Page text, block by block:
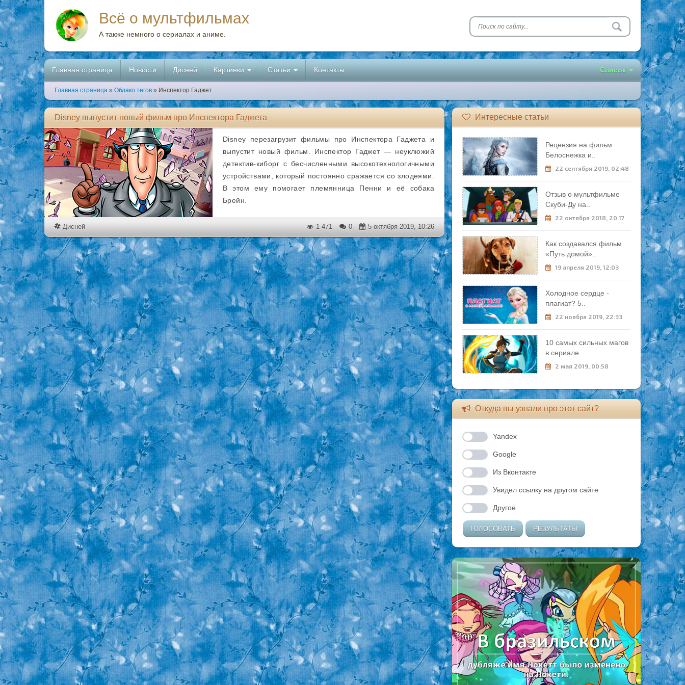
Всё о мультфильмах
А также немного о сериалах и аниме.
Главная страница Новости Дисней Картинки Статьи Контакты Список
Главная страница » Облако тегов » Инспектор Гаджет
Disney выпустит новый фильм про Инспектора Гаджета
Disney перезагрузит фильмы про Инспектора Гаджета и
выпустит новый фильм. Инспектор Гаджет — неуклюжий
детектив-киборг с бесчисленными высокотехнологичными
устройствами, который постоянно сражается со злодеями.
В этом ему помогает племянница Пенни и её собака
Брейн.
Дисней 1 471 0 5 октября 2019, 10:26
Интересные статьи
Рецензия на фильм
Белоснежка и..
22 сентября 2019, 02:48
Отзыв о мультфильме
Скуби-Ду на..
22 октября 2018, 20:17
Как создавался фильм
«Путь домой»..
19 апреля 2019, 12:03
Холодное сердце -
плагиат? 5..
22 ноября 2019, 22:33
10 самых сильных магов
в сериале..
2 мая 2019, 00:58
Откуда вы узнали про этот сайт?
Yandex
Google
Из Вконтакте
Увидел ссылку на другом сайте
Другое
ГОЛОСОВАТЬ РЕЗУЛЬТАТЫ